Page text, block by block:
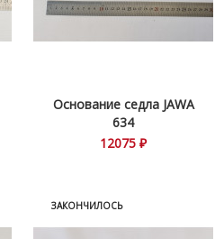
Основание седла JAWA
634
12075 ₽
ЗАКОНЧИЛОСЬ